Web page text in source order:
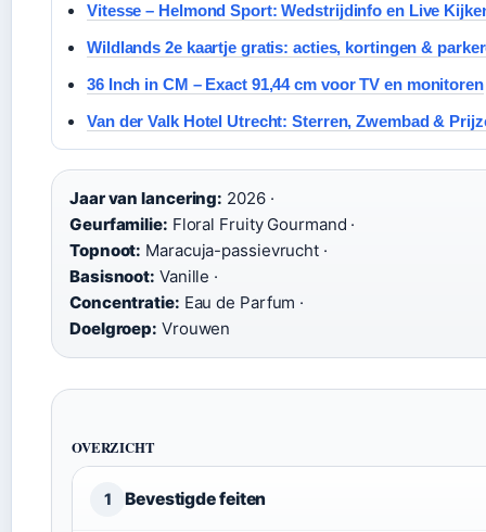
Vitesse – Helmond Sport: Wedstrijdinfo en Live
Wildlands 2e kaartje gratis: acties, kortingen &
36 Inch in CM – Exact 91,44 cm voor TV en monitoren
Van der Valk Hotel Utrecht: Sterren, Zwembad &
Jaar van lancering: 2026 ·
Geurfamilie: Floral Fruity Gourmand ·
Topnoot: Maracuja-passievrucht ·
Basisnoot: Vanille ·
Concentratie: Eau de Parfum ·
Doelgroep: Vrouwen
OVERZICHT
1 Bevestigde feiten